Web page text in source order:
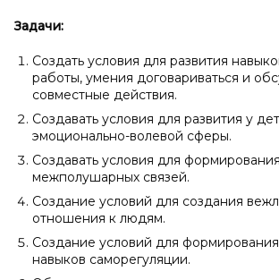
Задачи:
Создать условия для развития
работы, умения договариваться и
совместные действия.
Создавать условия для развития у
эмоционально-волевой сферы.
Создавать условия для формирования
межполушарных связей.
Создание условий для создания
отношения к людям.
Создание условий для
навыков саморегуляции.